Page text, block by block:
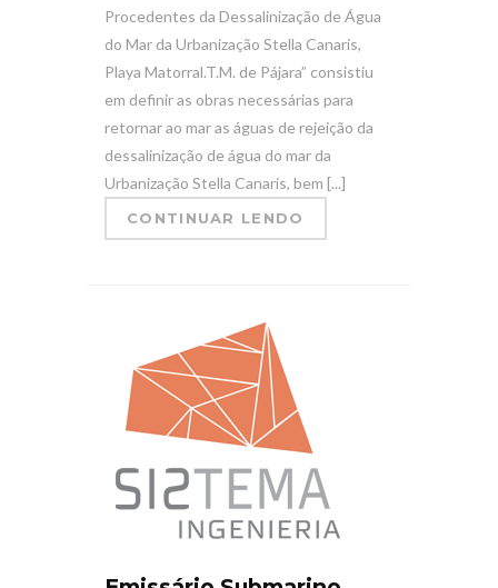
Procedentes da Dessalinização de Água
do Mar da Urbanização Stella Canaris,
Playa Matorral.T.M. de Pájara” consistiu
em definir as obras necessárias para
retornar ao mar as águas de rejeição da
dessalinização de água do mar da
Urbanização Stella Canaris, bem [...]
CONTINUAR LENDO